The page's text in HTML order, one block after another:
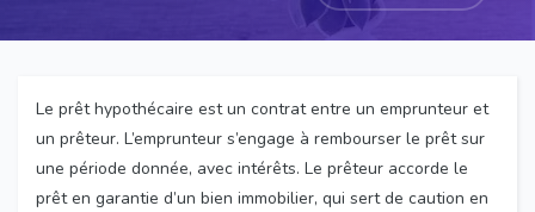
Le prêt hypothécaire est un contrat entre un emprunteur et
un prêteur. L’emprunteur s’engage à rembourser le prêt sur
une période donnée, avec intérêts. Le prêteur accorde le
prêt en garantie d’un bien immobilier, qui sert de caution en